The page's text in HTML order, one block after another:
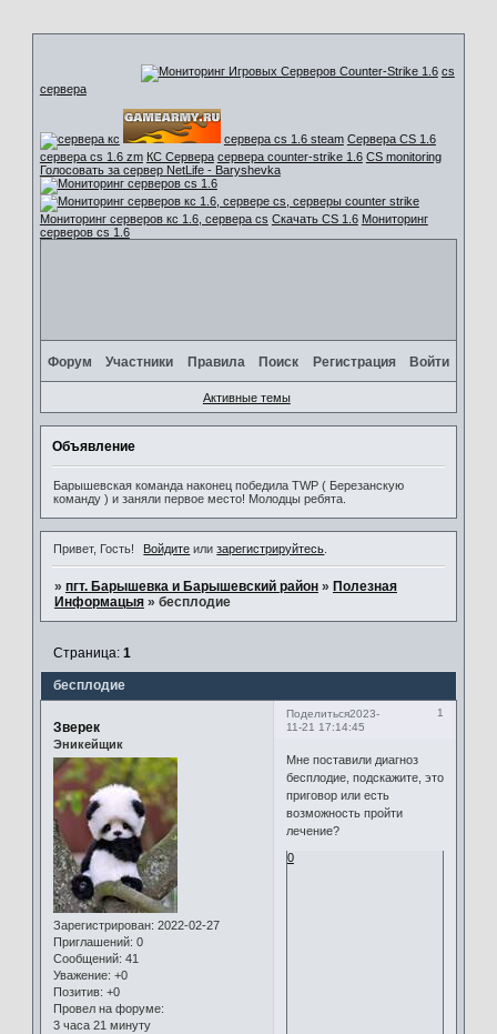
cs
сервера
сервера cs 1.6 steam Сервера CS 1.6
сервера cs 1.6 zm КС Сервера сервера counter-strike 1.6 CS monitoring
Голосовать за сервер NetLife - Baryshevka
Мониторинг серверов кс 1.6, сервера cs Скачать CS 1.6 Мониторинг
серверов cs 1.6
Форум Участники Правила Поиск Регистрация Войти
Активные темы
Объявление
Барышевская команда наконец победила TWP ( Березанскую
команду ) и заняли первое место! Молодцы ребята.
Привет, Гость! Войдите илизарегистрируйтесь
» пгт. Барышевка и Барышевский район » Полезная
Информацыя » бесплодие
бесплодие
Страница: 1
Поделиться 1
2023-
11-21 17:14:45
Зверек
Эникейщик
Зарегистрирован: 2022-02-27
Приглашений: 0
Сообщений: 41
Уважение: +0
Позитив: +0
Провел на форуме:
3 часа 21 минуту
Мне поставили диагноз
бесплодие, подскажите, это
приговор или есть
возможность пройти
лечение?
0